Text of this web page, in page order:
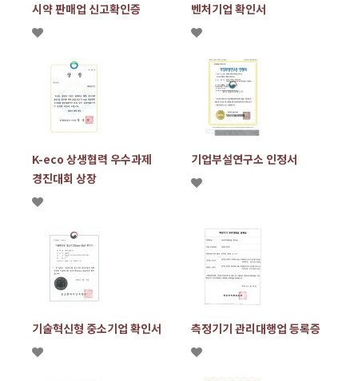
시약 판매업 신고확인증 벤처기업 확인서
K-eco 상생협력 우수과제
경진대회 상장
기업부설연구소 인정서
기술혁신형 중소기업 확인서 측정기기 관리대행업 등록증